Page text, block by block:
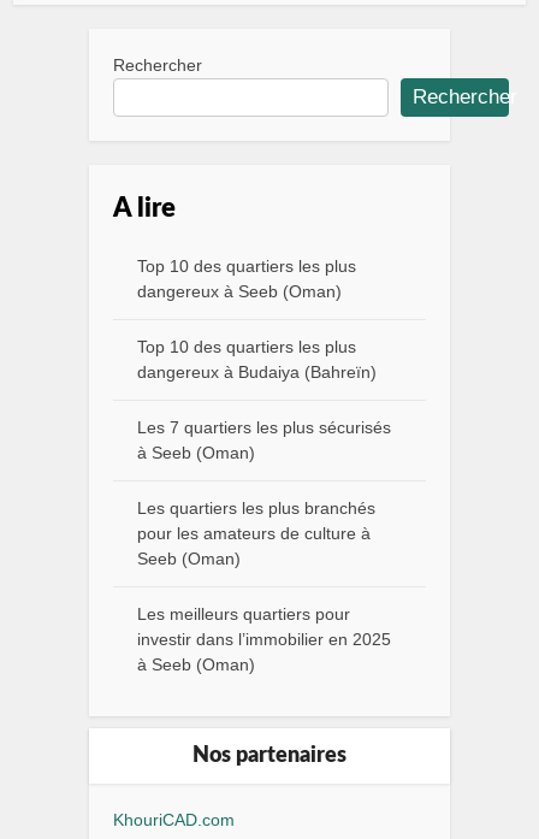
Rechercher
Rechercher
A lire
Top 10 des quartiers les plus
dangereux à Seeb (Oman)
Top 10 des quartiers les plus
dangereux à Budaiya (Bahreïn)
Les 7 quartiers les plus sécurisés
à Seeb (Oman)
Les quartiers les plus branchés
pour les amateurs de culture à
Seeb (Oman)
Les meilleurs quartiers pour
investir dans l’immobilier en 2025
à Seeb (Oman)
Nos partenaires
KhouriCAD.com